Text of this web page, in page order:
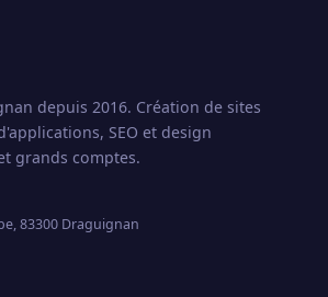
depuis 2016. Création de sites
SEO et design
grands comptes.
83300 Draguignan